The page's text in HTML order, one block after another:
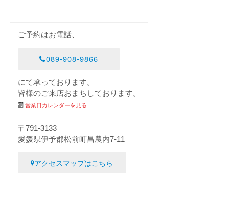
ご予約はお電話、
089-908-9866
にて承っております。
皆様のご来店おまちしております。
営業日カレンダーを見る
〒791-3133
愛媛県伊予郡松前町昌農内7-11
アクセスマップはこちら